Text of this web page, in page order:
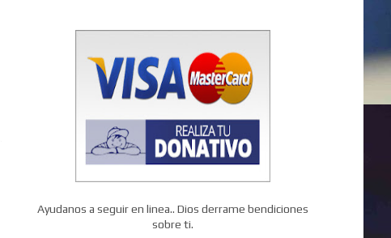
Ayudanos a seguir en linea.. Dios derrame bendiciones
sobre ti.